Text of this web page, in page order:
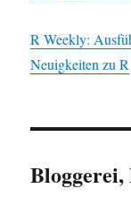
R Weekly:
Neuigkeiten zu R
Bloggerei,